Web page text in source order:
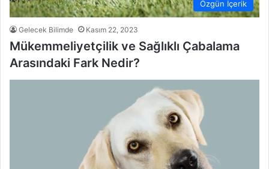
Özgün İçerik
Gelecek Bilimde Kasım 22, 2023
Mükemmeliyetçilik ve Sağlıklı Çabalama
Arasındaki Fark Nedir?